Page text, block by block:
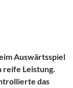
Auswärtsspiel
reife Leistung.
das